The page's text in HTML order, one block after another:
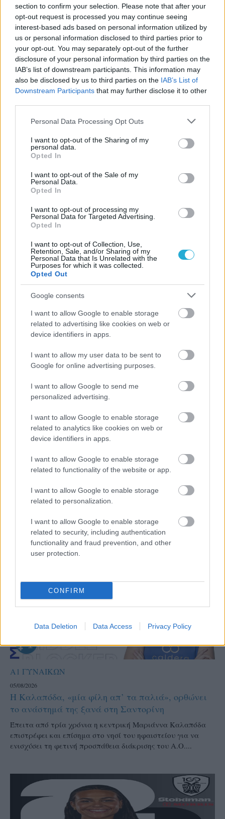
section to confirm your selection. Please note that after your
opt-out request is processed you may continue seeing
interest-based ads based on personal information utilized by
us or personal information disclosed to third parties prior to
your opt-out. You may separately opt-out of the further
disclosure of your personal information by third parties on the
IAB’s list of downstream participants. This information may
also be disclosed by us to third parties on the IAB’s List of
Downstream Participants that may further disclose it to other
Please note that this website/app uses one or more Google
not limited to your visit or usage behaviour. You may click to
grant or deny consent to Google and its third-party tags to
use your data for below specified purposes in below Google
consent section.
Personal Data Processing Opt Outs
I want to opt-out of the Sharing of my
personal data.
Opted In
I want to opt-out of the Sale of my
Personal Data.
Opted In
I want to opt-out of processing my
Personal Data for Targeted Advertising.
Opted In
I want to opt-out of Collection, Use,
Retention, Sale, and/or Sharing of my
Personal Data that Is Unrelated with the
Purposes for which it was collected.
Opted Out
Google consents
I want to allow Google to enable storage
related to advertising like cookies on web or
device identifiers in apps.
I want to allow my user data to be sent to
Google for online advertising purposes.
I want to allow Google to send me
personalized advertising.
I want to allow Google to enable storage
related to analytics like cookies on web or
device identifiers in apps.
I want to allow Google to enable storage
related to functionality of the website or app.
I want to allow Google to enable storage
related to personalization.
I want to allow Google to enable storage
related to security, including authentication
functionality and fraud prevention, and other
user protection.
CONFIRM
Data Deletion Data Access Privacy Policy
ΗΛΙΑΣ ΠΑΠΑΪΩΑΝΝΟΥ
08/03/2026
Αναγνώριση και σεβασμός
οι σημαντικότερες νίκες του
Α.Ο. Θήρας
Aκολουθήστε μας
παντού…
Α1 ΓΥΝΑΙΚΩΝ
05/08/2026
Η Καλαπόδα, «μία φίλη απ’ τα παλιά», ορθώνει
το ανάστημά της ξανά στη Σαντορίνη
Έπειτα από τρία χρόνια η κεντρική Μαριάννα Καλαπόδα
επιστρέφει και επίσημα στο νησί του ηφαιστείου για να
ενισχύσει τη φετινή προσπάθεια διάκρισης του Α.Ο....